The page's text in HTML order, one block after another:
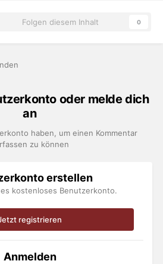
Folgen diesem Inhalt 0
oder melde dich
an
haben, um einen Kommentar
zu können
erstellen
kostenloses Benutzerkonto.
registrieren
Anmelden